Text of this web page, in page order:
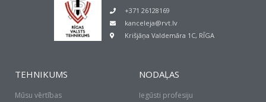
+371 26128169
kanceleja@rvt.lv
Krišjāņa Valdemāra 1C, RĪGA
TEHNIKUMS
Mūsu vērtības
NODAĻAS
Iegūsti profesiju